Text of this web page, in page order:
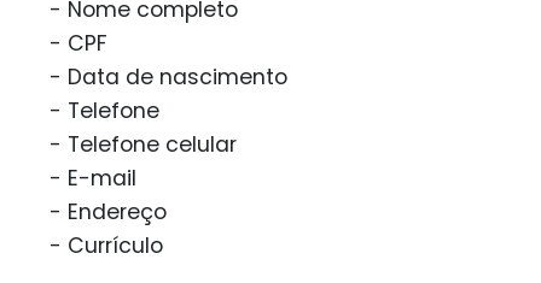
- Nome completo
- CPF
- Data de nascimento
- Telefone
- Telefone celular
- E-mail
- Endereço
- Currículo